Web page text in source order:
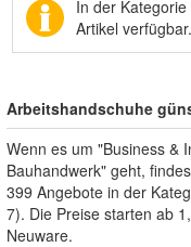
In der
Artikel verfügbar.
Arbeitshandschuhe
Wenn es um "Business &
Bauhandwerk" geht,
399 Angebote in der
7). Die Preise starten ab
Neuware.